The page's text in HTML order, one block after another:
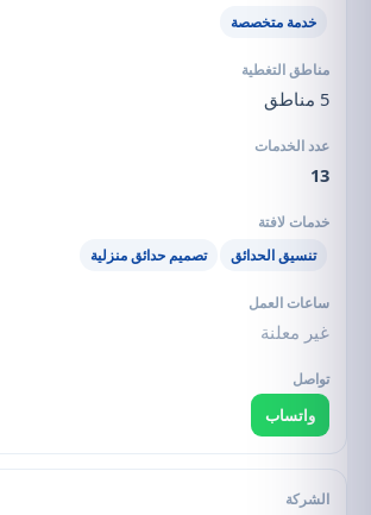
خدمة متخصصة
5 مناطق
13
تنسيق الحدائق تصميم حدائق منزلية
غير معلنة
واتساب